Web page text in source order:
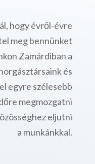
hogy évről-évre
meg bennünket
Zamárdiban a
és
egyre szélesebb
megmozgatni
eljutni
a munkánkkal.